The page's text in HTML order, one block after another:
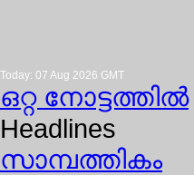
Today: 07 Aug 2026 GMT
ഒറ്റ നോട്ടത്തില്‍
Headlines
സാമ്പത്തികം